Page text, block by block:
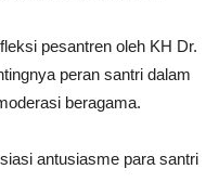
pesantren oleh KH Dr.
peran santri dalam
beragama.
antusiasme para santri